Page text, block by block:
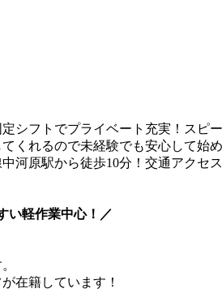
定シフトでプライベート充実！ス
くれるので未経験でも安心して始
河原駅から徒歩10分！交通アク
い軽作業中心！／
在籍しています！